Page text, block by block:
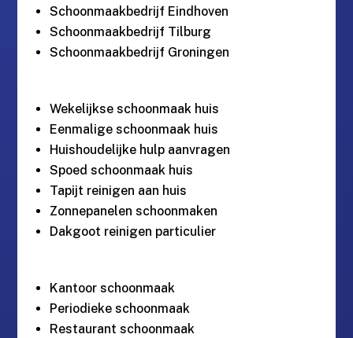
Schoonmaakbedrijf Eindhoven
Schoonmaakbedrijf Tilburg
Schoonmaakbedrijf Groningen
Wekelijkse schoonmaak huis
Eenmalige schoonmaak huis
Huishoudelijke hulp aanvragen
Spoed schoonmaak huis
Tapijt reinigen aan huis
Zonnepanelen schoonmaken
Dakgoot reinigen particulier
Kantoor schoonmaak
Periodieke schoonmaak
Restaurant schoonmaak